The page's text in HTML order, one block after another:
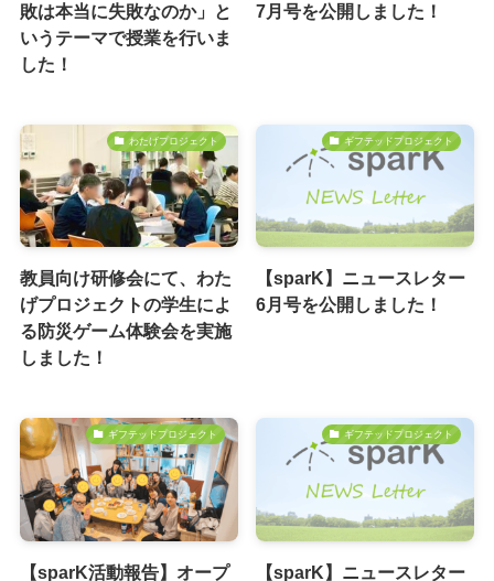
敗は本当に失敗なのか」と
いうテーマで授業を行いま
した！
7月号を公開しました！
わたげプロジェクト
教員向け研修会にて、わた
げプロジェクトの学生によ
る防災ゲーム体験会を実施
しました！
ギフテッドプロジェクト
【sparK】ニュースレター
6月号を公開しました！
ギフテッドプロジェクト
【sparK活動報告】オープ
ギフテッドプロジェクト
【sparK】ニュースレター